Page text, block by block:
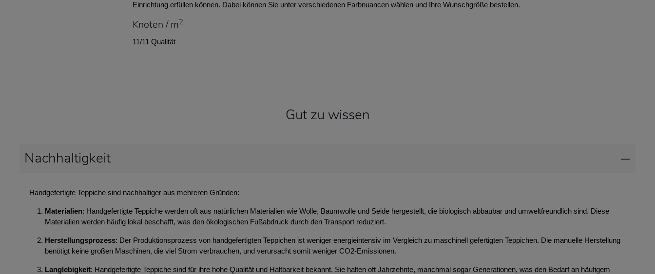
Einrichtung erfüllen können. Dabei können Sie unter verschiedenen Farbnuancen wählen und Ihre Wunschgröße bestellen.
Knoten / m2
11/11 Qualität
Gut zu wissen
Nachhaltigkeit
Handgefertigte Teppiche sind nachhaltiger aus mehreren Gründen:
Materialien: Handgefertigte Teppiche werden oft aus natürlichen Materialien wie Wolle, Baumwolle und Seide hergestellt, die biologisch abbaubar und umweltfreundlich sind. Diese
Materialien werden häufig lokal beschafft, was den ökologischen Fußabdruck durch den Transport reduziert.
Herstellungsprozess: Der Produktionsprozess von handgefertigten Teppichen ist weniger energieintensiv im Vergleich zu maschinell gefertigten Teppichen. Die manuelle Herstellung
benötigt keine großen Maschinen, die viel Strom verbrauchen, und verursacht somit weniger CO2-Emissionen.
Langlebigkeit: Handgefertigte Teppiche sind für ihre hohe Qualität und Haltbarkeit bekannt. Sie halten oft Jahrzehnte, manchmal sogar Generationen, was den Bedarf an häufigem